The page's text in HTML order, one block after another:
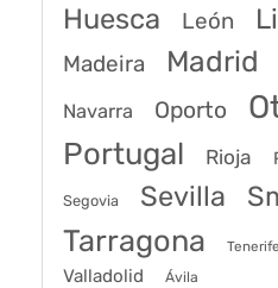
Huesca León
Madeira Madrid
Navarra Oporto
Portugal Rioja
Segovia Sevilla
Tarragona Tenerife
Valladolid Ávila